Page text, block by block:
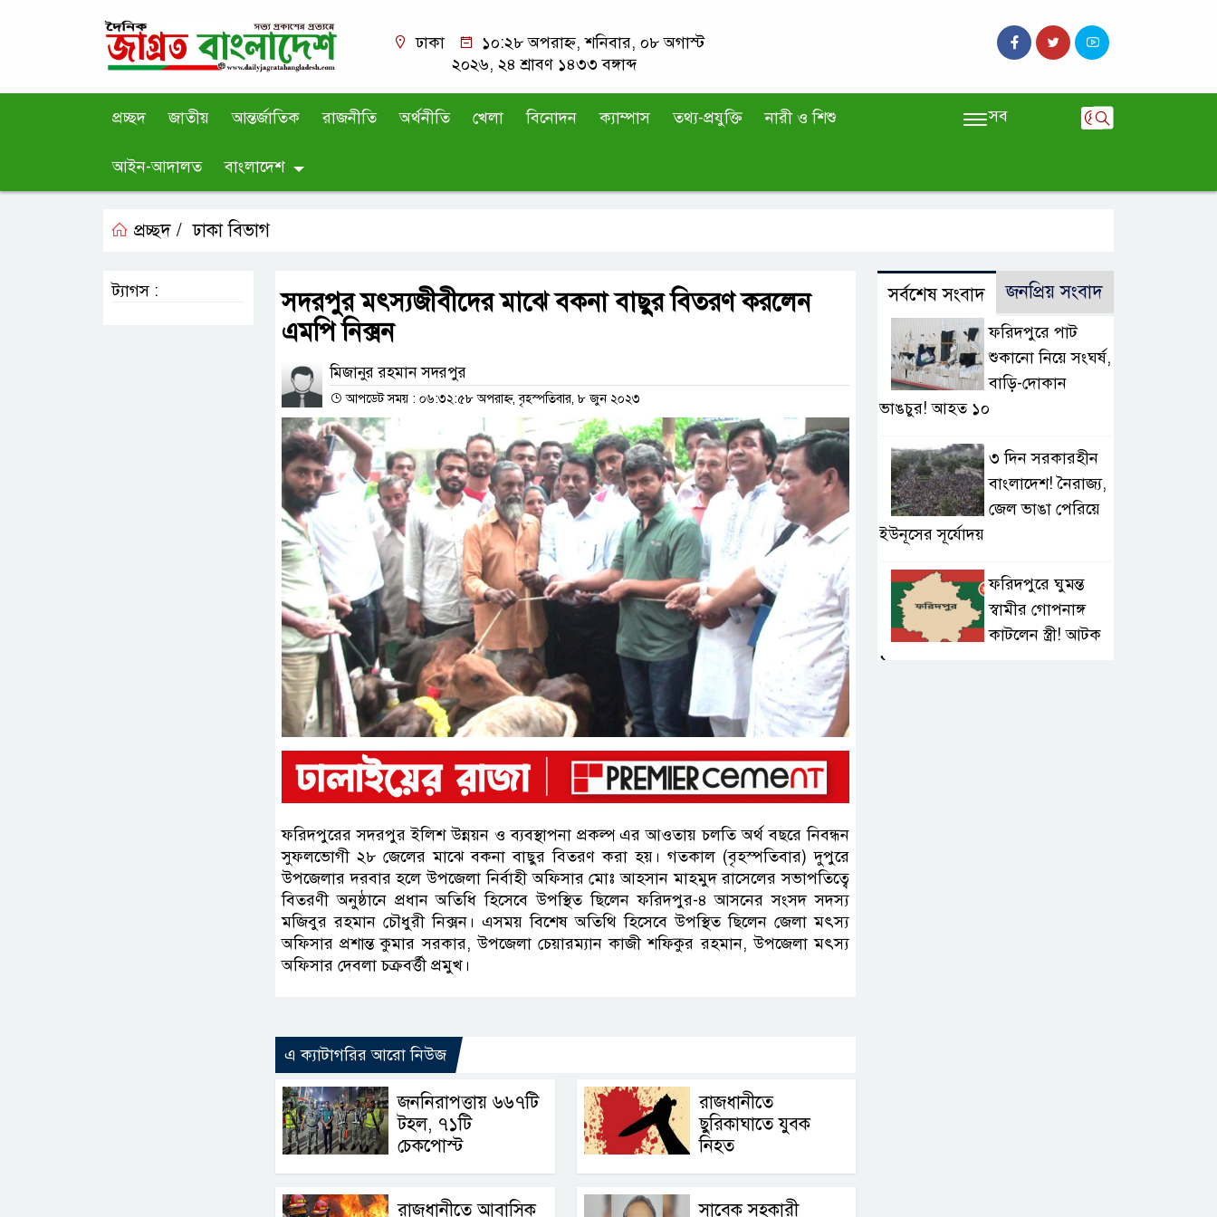
ঢাকা
১০:২৮ অপরাহ্ন, শনিবার, ০৮ অগাস্ট
২০২৬, ২৪ শ্রাবণ ১৪৩৩ বঙ্গাব্দ
প্রচ্ছদ জাতীয় আন্তর্জাতিক রাজনীতি অর্থনীতি খেলা বিনোদন ক্যাম্পাস তথ্য-প্রযুক্তি নারী ও শিশু
আইন-আদালত বাংলাদেশ
সব
প্রচ্ছদ / ঢাকা বিভাগ
সদরপুর মৎস্যজীবীদের মাঝে বকনা বাছুর বিতরণ করলেন
এমপি নিক্সন
মিজানুর রহমান সদরপুর
আপডেট সময় : ০৬:৩২:৫৮ অপরাহ্ন, বৃহস্পতিবার, ৮ জুন ২০২৩
ফরিদপুরের সদরপুর ইলিশ উন্নয়ন ও ব্যবস্থাপনা প্রকল্প এর আওতায় চলতি অর্থ বছরে নিবন্ধন
সুফলভোগী ২৮ জেলের মাঝে বকনা বাছুর বিতরণ করা হয়। গতকাল (বৃহস্পতিবার) দুপুরে
উপজেলার দরবার হলে উপজেলা নির্বাহী অফিসার মোঃ আহসান মাহমুদ রাসেলের সভাপতিত্বে
বিতরণী অনুষ্ঠানে প্রধান অতিধি হিসেবে উপস্থিত ছিলেন ফরিদপুর-৪ আসনের সংসদ সদস্য
মজিবুর রহমান চৌধুরী নিক্সন। এসময় বিশেষ অতিথি হিসেবে উপস্থিত ছিলেন জেলা মৎস্য
অফিসার প্রশান্ত কুমার সরকার, উপজেলা চেয়ারম্যান কাজী শফিকুর রহমান, উপজেলা মৎস্য
অফিসার দেবলা চক্রবর্ত্তী প্রমুখ।
এ ক্যাটাগরির আরো নিউজ
জননিরাপত্তায় ৬৬৭টি
টহল, ৭১টি
চেকপোস্ট
রাজধানীতে
ছুরিকাঘাতে যুবক
নিহত
রাজধানীতে আবাসিক
সাবেক সহকারী
ট্যাগস : সর্বশেষ সংবাদ জনপ্রিয় সংবাদ
ফরিদপুরে পাট
শুকানো নিয়ে সংঘর্ষ,
বাড়ি-দোকান
ভাঙচুর! আহত ১০
৩ দিন সরকারহীন
বাংলাদেশ! নৈরাজ্য,
জেল ভাঙা পেরিয়ে
ইউনূসের সূর্যোদয়
ফরিদপুরে ঘুমন্ত
স্বামীর গোপনাঙ্গ
কাটলেন স্ত্রী! আটক
১